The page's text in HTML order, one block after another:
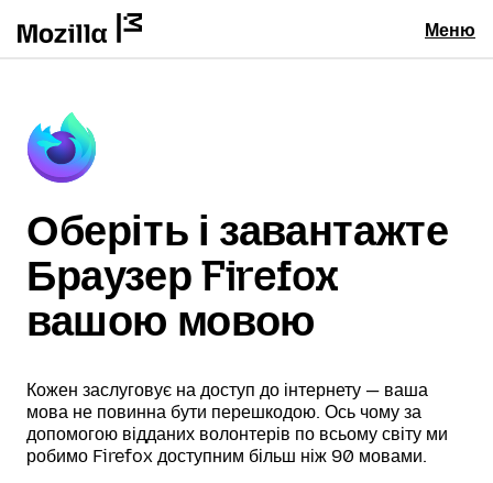
Меню
Оберіть і завантажте
Браузер Firefox
вашою мовою
Кожен заслуговує на доступ до інтернету — ваша
мова не повинна бути перешкодою. Ось чому за
допомогою відданих волонтерів по всьому світу ми
робимо Firefox доступним більш ніж 90 мовами.